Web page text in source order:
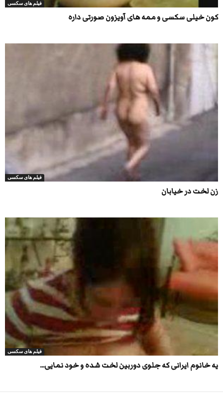
فیلم های سکسی
کون خیلی سکسی و ممه های آویزون صورتی داره
فیلم های سکسی
زن لخت در خیابان
فیلم های سکسی
یه خانوم ایرانی که جلوی دوربین لخت شده و خود نمایی...